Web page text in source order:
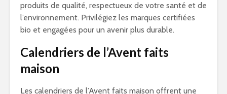
produits de qualité, respectueux de votre santé et de
l’environnement. Privilégiez les marques certifiées
bio et engagées pour un avenir plus durable.
Calendriers de l’Avent faits
maison
Les calendriers de l’Avent faits maison offrent une